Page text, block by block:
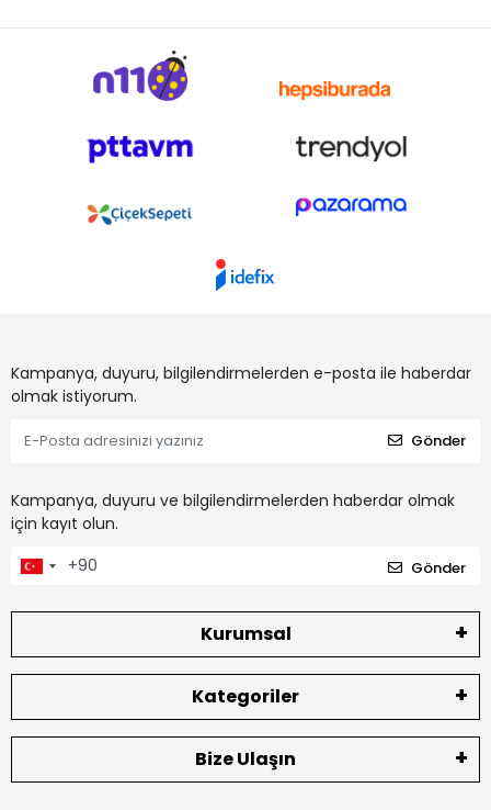
Kampanya, duyuru, bilgilendirmelerden e-posta ile haberdar
olmak istiyorum.
Gönder
Kampanya, duyuru ve bilgilendirmelerden haberdar olmak
için kayıt olun.
Gönder
Kurumsal
Kategoriler
Bize Ulaşın